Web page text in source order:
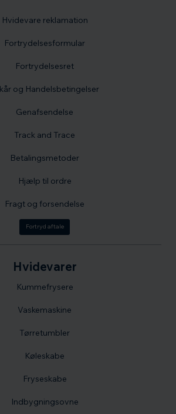
Hvidevarer
Kummefrysere
Vaskemaskine
Tørretumbler
Køleskabe
Fryseskabe
Indbygningsovne
Hvidevare reklamation
Fortrydelsesformular
Fortrydelsesret
og Handelsbetingelser
Genafsendelse
Track and Trace
Betalingsmetoder
Hjælp til ordre
Fragt og forsendelse
Fortryd aftale